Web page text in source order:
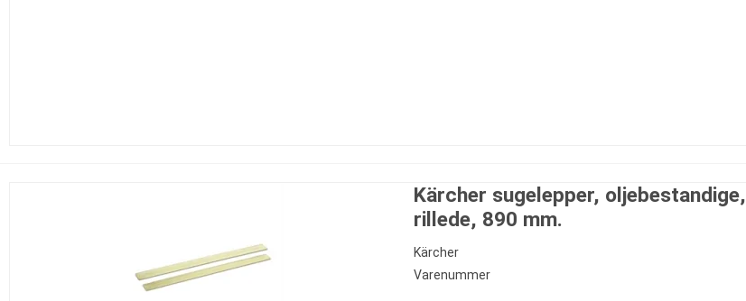
Kärcher sugelepper, oljebestandige,
rillede, 890 mm.
Kärcher
Varenummer